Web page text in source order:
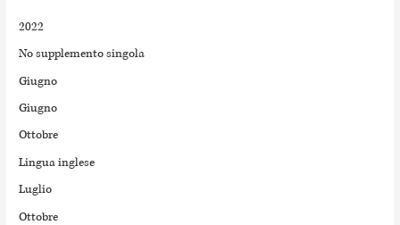
2022
No supplemento singola
Giugno
Giugno
Ottobre
Lingua inglese
Luglio
Ottobre